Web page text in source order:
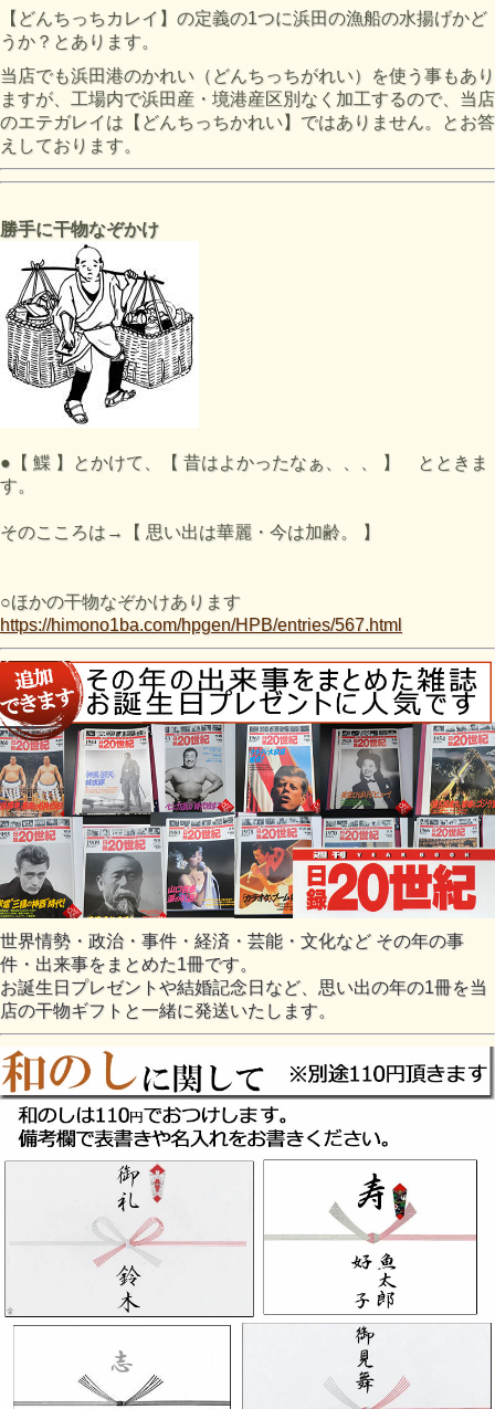
【どんちっちカレイ】の定義の1つに浜田の漁船の水揚げかど
うか？とあります。
当店でも浜田港のかれい（どんちっちがれい）を使う事もあり
ますが、工場内で浜田産・境港産区別なく加工するので、当店
のエテガレイは【どんちっちかれい】ではありません。とお答
えしております。
勝手に干物なぞかけ
●【 鰈 】とかけて、【 昔はよかったなぁ、、、 】 とときま
す。
そのこころは→【 思い出は華麗・今は加齢。 】
○ほかの干物なぞかけあります
https://himono1ba.com/hpgen/HPB/entries/567.html
世界情勢・政治・事件・経済・芸能・文化など その年の事
件・出来事をまとめた1冊です。
お誕生日プレゼントや結婚記念日など、思い出の年の1冊を当
店の干物ギフトと一緒に発送いたします。